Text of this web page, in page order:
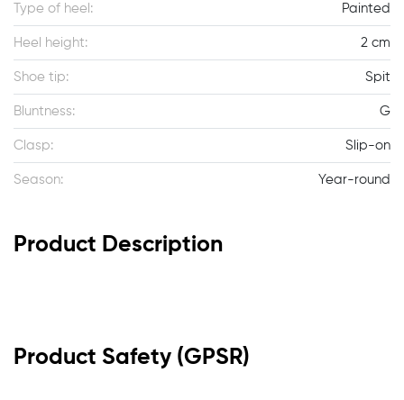
Type of heel: Painted
Heel height: 2 cm
Shoe tip: Spit
Bluntness: G
Clasp: Slip-on
Season: Year-round
Product Description
Product Safety (GPSR)